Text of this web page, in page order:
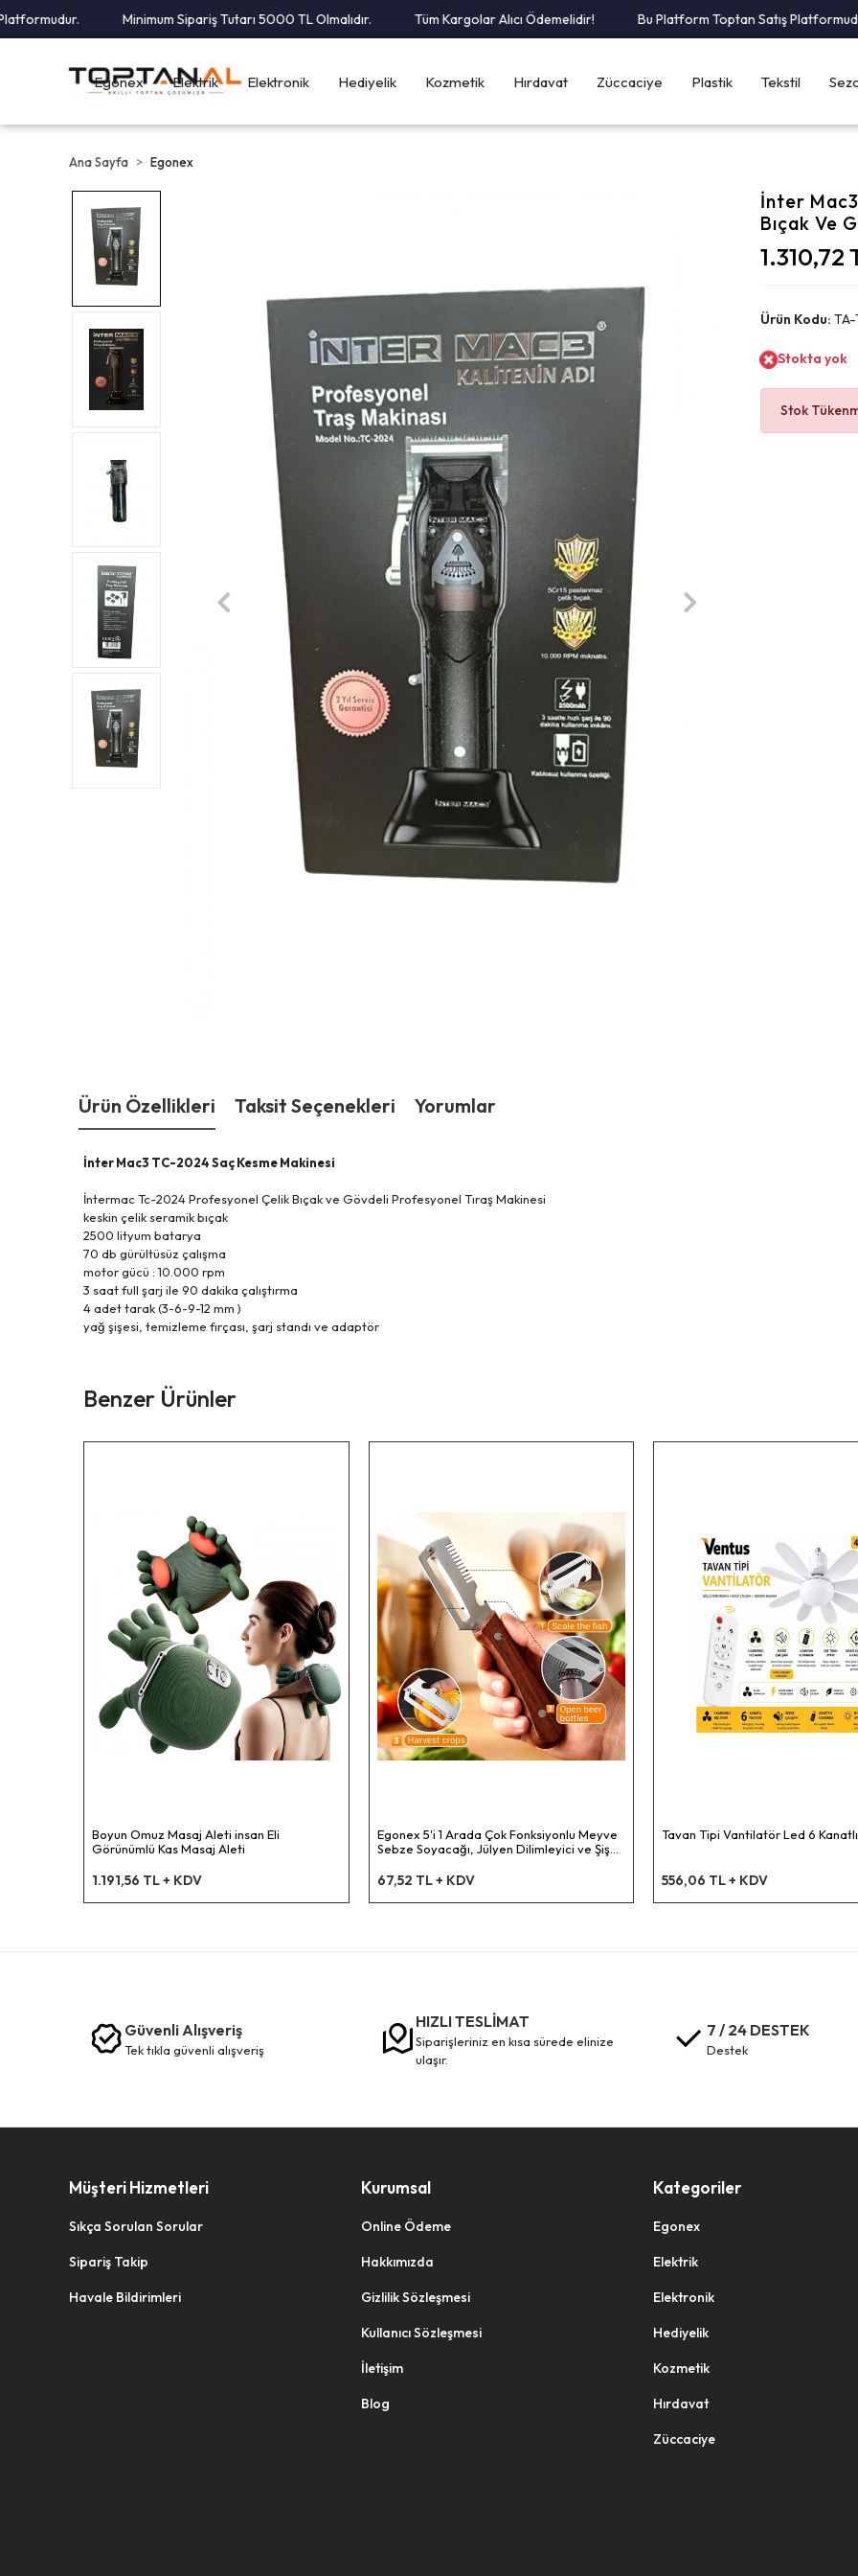
Minimum Sipariş Tutarı 5000 TL Olmalıdır. Tüm Kargolar Alıcı Ödemelidir! Bu Platform Toptan Satış Platformudur.
Egonex Elektrik Elektronik Hediyelik Kozmetik Hırdavat Züccaciye Plastik Tekstil
Ana Sayfa Egonex
İnter
Bıçak Ve
1.310,72
Ürün Kodu:
Stokta yok
Stok
Ürün Özellikleri Taksit Seçenekleri Yorumlar
İnter Mac3 TC-2024 Saç Kesme Makinesi
İntermac Tc-2024 Profesyonel Çelik Bıçak ve Gövdeli Profesyonel Tıraş Makinesi
keskin çelik seramik bıçak
2500 lityum batarya
70 db gürültüsüz çalışma
motor gücü : 10.000 rpm
3 saat full şarj ile 90 dakika çalıştırma
4 adet tarak (3-6-9-12 mm )
yağ şişesi, temizleme fırçası, şarj standı ve adaptör
Benzer Ürünler
Boyun Omuz Masaj Aleti insan Eli
Görünümlü Kas Masaj Aleti
1.191,56 TL + KDV
Egonex 5'i 1 Arada Çok Fonksiyonlu Meyve
Sebze Soyacağı, Jülyen Dilimleyici ve Şişe
67,52 TL + KDV
Tavan Tipi Vantilatör Led 6 Kanatlı
556,06 TL + KDV
Güvenli Alışveriş
tek tikla güvenli̇ alişveri̇ş
HIZLI TESLİMAT
siparişleriniz en kısa sürede elinize
ulaşır.
7 / 24 DESTEK
destek
Müşteri Hizmetleri
Sıkça Sorulan Sorular
Sipariş Takip
Havale Bildirimleri
Kurumsal
Online Ödeme
Hakkımızda
Gizlilik Sözleşmesi
Kullanıcı Sözleşmesi
İletişim
Blog
Kategoriler
Egonex
Elektrik
Elektronik
Hediyelik
Kozmetik
Hırdavat
Züccaciye